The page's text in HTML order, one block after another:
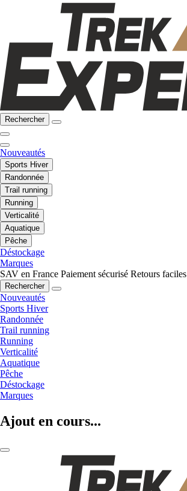
Rechercher
Nouveautés
Sports Hiver
Randonnée
Trail running
Running
Verticalité
Aquatique
Pêche
Déstockage
Marques
SAV en France Paiement sécurisé Retours faciles
Rechercher
Nouveautés
Sports Hiver
Randonnée
Trail running
Running
Verticalité
Aquatique
Pêche
Déstockage
Marques
Ajout en cours...